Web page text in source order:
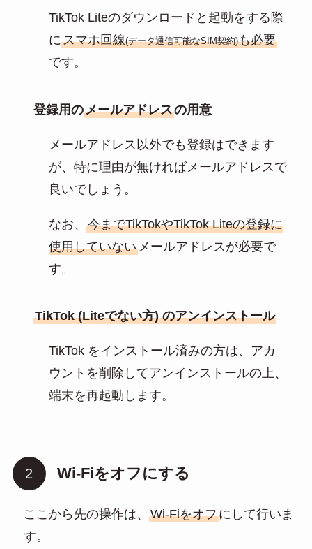
TikTok Liteのダウンロードと起動をする際
にスマホ回線(データ通信可能なSIM契約)も必要
です。
登録用のメールアドレスの用意
メールアドレス以外でも登録はできます
が、特に理由が無ければメールアドレスで
良いでしょう。
なお、 今までTikTokやTikTok Liteの登録に
使用していないメールアドレスが必要で
す。
TikTok (Liteでない方) のアンインストール
TikTok をインストール済みの方は、アカ
ウントを削除してアンインストールの上、
端末を再起動します。
Wi-Fiをオフにする
ここから先の操作は、 Wi-Fiをオフにして行いま
す。